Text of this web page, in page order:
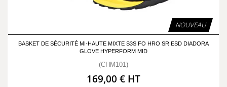
NOUVEAU
BASKET DE SÉCURITÉ MI-HAUTE MIXTE S3S FO HRO SR ESD DIADORA
GLOVE HYPERFORM MID
(CHM101)
169,00 € HT